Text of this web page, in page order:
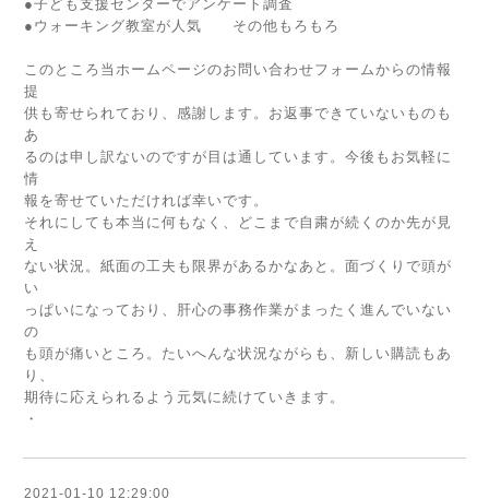
●子ども支援センターでアンケート調査
●ウォーキング教室が人気 その他もろもろ
このところ当ホームページのお問い合わせフォームからの情報
提
供も寄せられており、感謝します。お返事できていないものも
あ
るのは申し訳ないのですが目は通しています。今後もお気軽に
情
報を寄せていただければ幸いです。
それにしても本当に何もなく、どこまで自粛が続くのか先が見
え
ない状況。紙面の工夫も限界があるかなあと。面づくりで頭が
い
っぱいになっており、肝心の事務作業がまったく進んでいない
の
も頭が痛いところ。たいへんな状況ながらも、新しい購読もあ
り、
期待に応えられるよう元気に続けていきます。
・
2021-01-10 12:29:00